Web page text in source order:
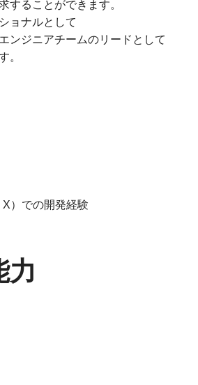
することができます。
ョナルとして
ンジニアチームのリードとして
。
）での開発経験
力